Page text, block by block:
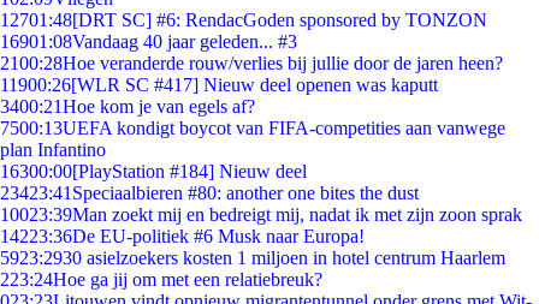
12701:48[DRT SC] #6: RendacGoden sponsored by TONZON
16901:08Vandaag 40 jaar geleden... #3
2100:28Hoe veranderde rouw/verlies bij jullie door de jaren heen?
11900:26[WLR SC #417] Nieuw deel openen was kaputt
3400:21Hoe kom je van egels af?
7500:13UEFA kondigt boycot van FIFA-competities aan vanwege
plan Infantino
16300:00[PlayStation #184] Nieuw deel
23423:41 Speciaalbieren #80: another one bites the dust
10023:39Man zoekt mij en bedreigt mij, nadat ik met zijn zoon sprak
14223:36De EU-politiek #6 Musk naar Europa!
5923:2930 asielzoekers kosten 1 miljoen in hotel centrum Haarlem
223:24Hoe ga jij om met een relatiebreuk?